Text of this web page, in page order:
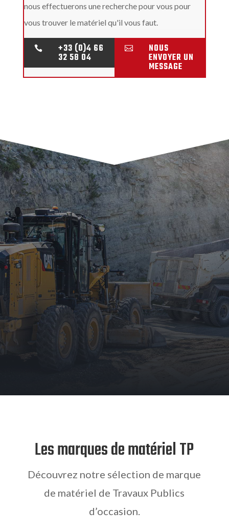
nous effectuerons une recherche pour vous pour
vous trouver le matériel qu'il vous faut.
 +33 (0)4 66
32 58 04
 NOUS
ENVOYER UN
MESSAGE
Les marques de matériel TP
Découvrez notre sélection de marque
de matériel de Travaux Publics
d’occasion.